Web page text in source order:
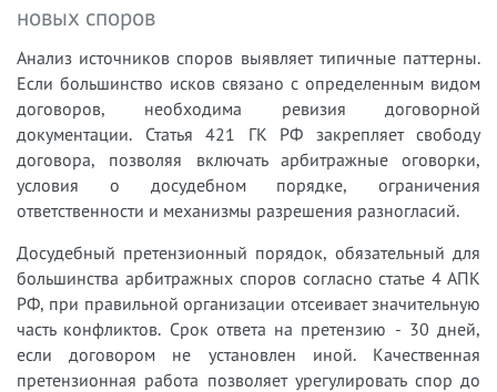
новых споров
Анализ источников споров выявляет типичные паттерны.
Если большинство исков связано с определенным видом
договоров, необходима ревизия договорной
документации. Статья 421 ГК РФ закрепляет свободу
договора, позволяя включать арбитражные оговорки,
условия о досудебном порядке, ограничения
ответственности и механизмы разрешения разногласий.
Досудебный претензионный порядок, обязательный для
большинства арбитражных споров согласно статье 4 АПК
РФ, при правильной организации отсеивает значительную
часть конфликтов. Срок ответа на претензию - 30 дней,
если договором не установлен иной. Качественная
претензионная работа позволяет урегулировать спор до